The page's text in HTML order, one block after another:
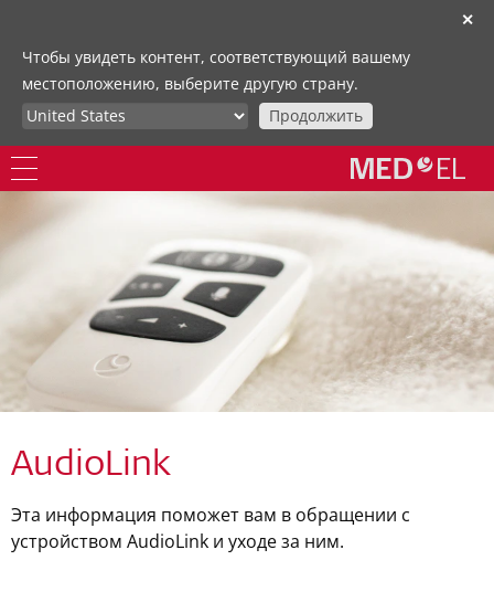
✕
Чтобы увидеть контент, соответствующий вашему
местоположению, выберите другую страну.
Продолжить
AudioLink
Эта информация поможет вам в обращении с
устройством AudioLink и уходе за ним.